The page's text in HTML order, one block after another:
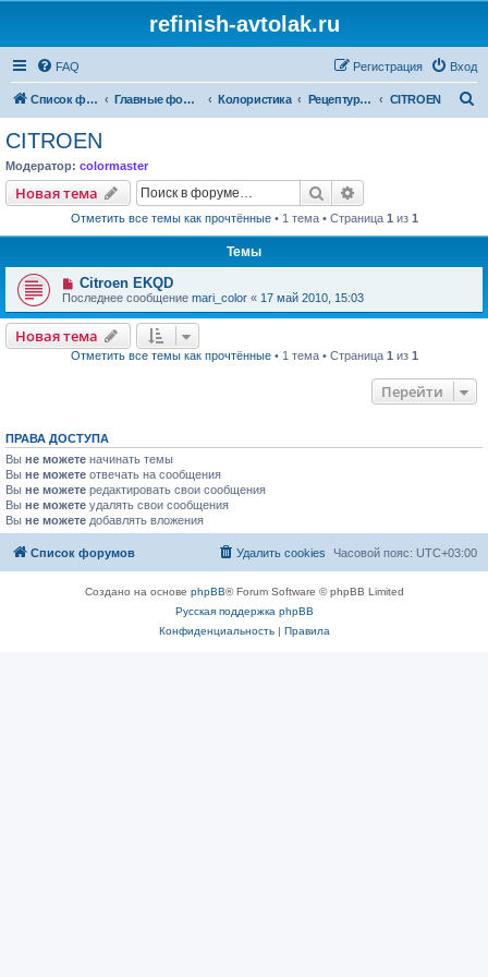
refinish-avtolak.ru
FAQ Вход
Регистрация
Список форумов Главные форумы Колористика Рецептуры участников (архив) CITROEN
CITROEN
Модератор: colormaster
Новая тема Поиск
Отметить все темы как прочтённые• 1 тема • Страница 1 из 1
Темы
Citroen EKQD
Последнее сообщение mari_color « 17 май 2010, 15:03
Новая тема
Отметить все темы как прочтённые• 1 тема • Страница 1 из 1
Перейти
ПРАВА ДОСТУПА
Вы не можете начинать темы
Вы не можете отвечать на сообщения
Вы не можете редактировать свои сообщения
Вы не можете удалять свои сообщения
Вы не можете добавлять вложения
Список форумов Часовой пояс: UTC+03:00
Удалить cookies
Создано на основе phpBB® Forum Software © phpBB Limited
Русская поддержка phpBB
Конфиденциальность| Правила